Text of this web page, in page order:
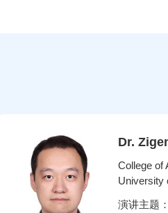
Dr.
College of
University
演讲主题